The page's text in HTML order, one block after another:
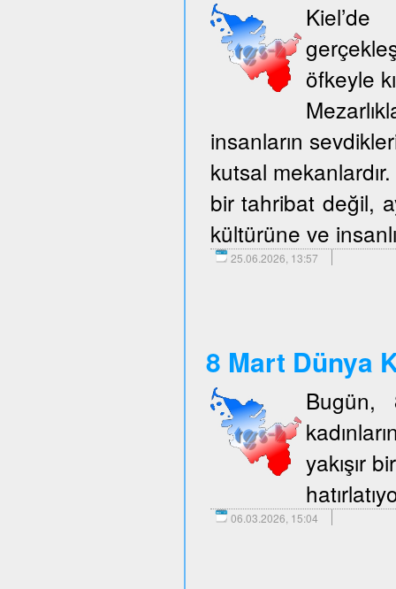
öfkeyle
insanların
kutsal
bir tahribat değil,
kültürüne ve
25.06.2026, 13:57
8 Mart Dünya
Bugün,
yakışır
06.03.2026, 15:04